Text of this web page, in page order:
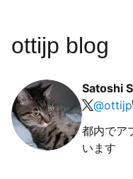
ottijp blog
Satoshi
@ottijp
都内でア
います